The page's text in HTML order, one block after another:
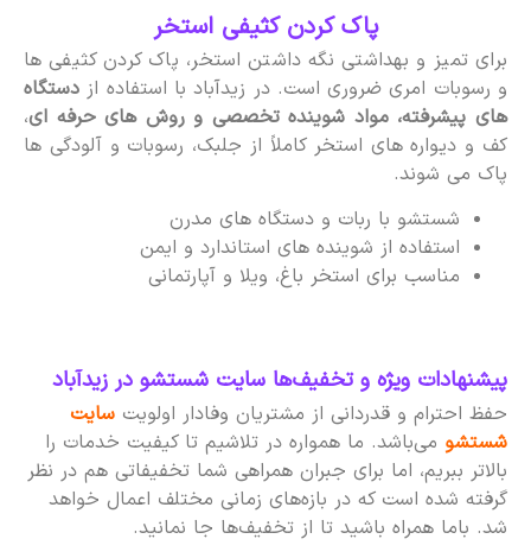
پاک کردن کثیفی استخر
برای تمیز و بهداشتی نگه داشتن استخر، پاک کردن کثیفی ها
و رسوبات امری ضروری است. در زیدآباد با استفاده از دستگاه
های پیشرفته، مواد شوینده تخصصی و روش های حرفه ای،
کف و دیواره های استخر کاملاً از جلبک، رسوبات و آلودگی ها
پاک می شوند.
شستشو با ربات و دستگاه های مدرن
استفاده از شوینده های استاندارد و ایمن
مناسب برای استخر باغ، ویلا و آپارتمانی
پیشنهادات ویژه و تخفیف‌ها سایت شستشو در زیدآباد
حفظ احترام و قدردانی از مشتریان وفادار اولویت سایت
شستشومی‌باشد. ما همواره در تلاشیم تا کیفیت خدمات را
بالاتر ببریم، اما برای جبران همراهی شما تخفیفاتی هم در نظر
گرفته شده است که در بازه‌های زمانی مختلف اعمال خواهد
شد. باما همراه باشید تا از تخفیف‌ها جا نمانید.